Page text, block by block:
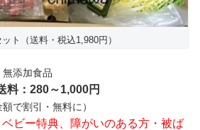
ト（送料・税込1,980円）
添加食品
料：280～1,000円
で割引・無料に）
ビー特典、障がいのある方・被ば